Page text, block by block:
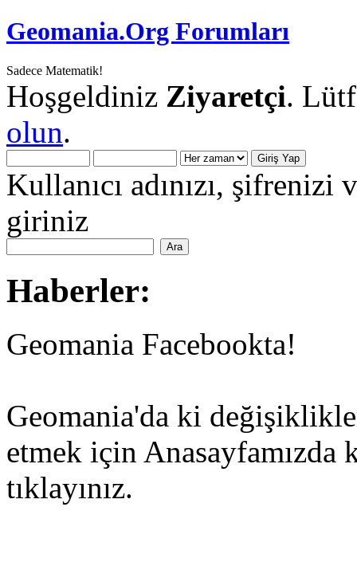
Geomania.Org Forumları
Sadece Matematik!
Hoşgeldiniz Ziyaretçi.
olun.
Kullanıcı adınızı,
giriniz
Haberler:
Geomania Facebookta!
Geomania'da ki
etmek için
tıklayınız.